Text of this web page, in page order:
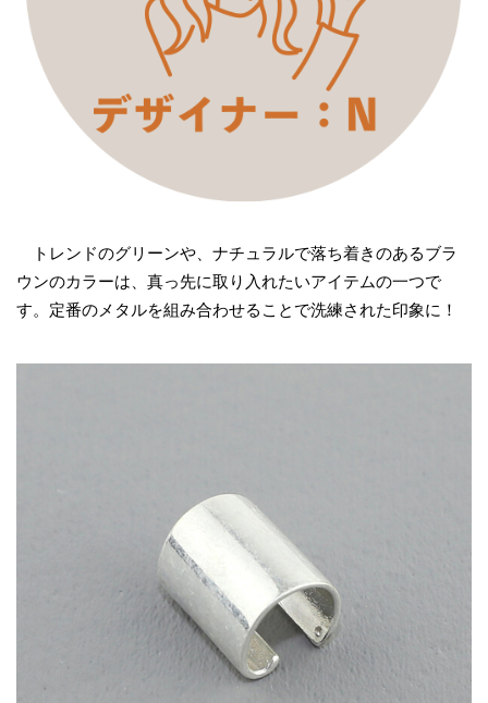
トレンドのグリーンや、ナチュラルで落ち着きのあるブラ
ウンのカラーは、真っ先に取り入れたいアイテムの一つで
す。定番のメタルを組み合わせることで洗練された印象に！